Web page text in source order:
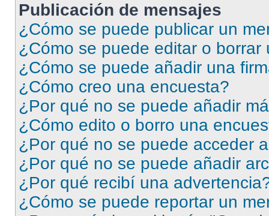
Publicación de mensajes
¿Cómo se puede publicar un
¿Cómo se puede editar o borrar
¿Cómo se puede añadir una
¿Cómo creo una encuesta?
¿Por qué no se puede añadir
¿Cómo edito o borro una
¿Por qué no se puede acceder
¿Por qué no se puede añadir
¿Por qué recibí una
¿Cómo se puede reportar un